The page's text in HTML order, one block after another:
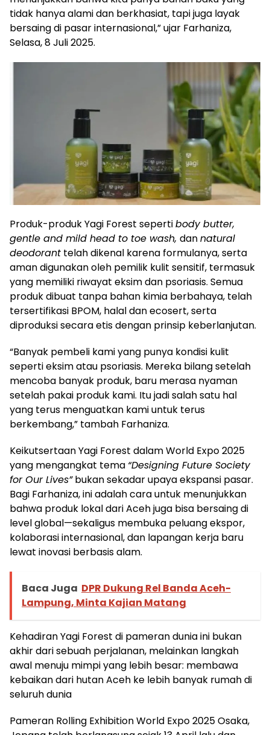
tidak hanya alami dan berkhasiat, tapi juga layak
bersaing di pasar internasional,” ujar Farhaniza,
Selasa, 8 Juli 2025.
Produk-produk Yagi Forest sepertibody butter,
gentle and mild head to toe wash, dannatural
deodorant telah dikenal karena formulanya, serta
aman digunakan oleh pemilik kulit sensitif, termasuk
yang memiliki riwayat eksim dan psoriasis. Semua
produk dibuat tanpa bahan kimia berbahaya, telah
tersertifikasi BPOM, halal dan ecosert, serta
diproduksi secara etis dengan prinsip keberlanjutan.
“Banyak pembeli kami yang punya kondisi kulit
seperti eksim atau psoriasis. Mereka bilang setelah
mencoba banyak produk, baru merasa nyaman
setelah pakai produk kami. Itu jadi salah satu hal
yang terus menguatkan kami untuk terus
berkembang,” tambah Farhaniza.
Keikutsertaan Yagi Forest dalam World Expo 2025
yang mengangkat tema “Designing Future Society
for Our Lives”bukan sekadar upaya ekspansi pasar.
Bagi Farhaniza, ini adalah cara untuk menunjukkan
bahwa produk lokal dari Aceh juga bisa bersaing di
level global—sekaligus membuka peluang ekspor,
kolaborasi internasional, dan lapangan kerja baru
lewat inovasi berbasis alam.
Baca Juga DPR Dukung Rel Banda Aceh-
Lampung, Minta Kajian Matang
Kehadiran Yagi Forest di pameran dunia ini bukan
akhir dari sebuah perjalanan, melainkan langkah
awal menuju mimpi yang lebih besar: membawa
kebaikan dari hutan Aceh ke lebih banyak rumah di
seluruh dunia
Pameran Rolling Exhibition World Expo 2025 Osaka,